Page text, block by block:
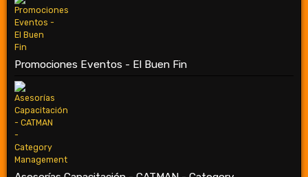
Promociones Eventos - El Buen Fin